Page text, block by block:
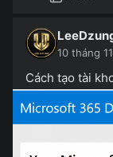
10 tháng
Cách tạo tài